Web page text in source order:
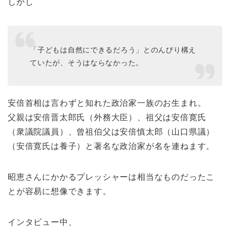
しかし
「子どもは自然にできるだろう」とのんびり構え
ていたが、そうはならなかった。
安倍首相は言わずと知れた政治家一族のお生まれ。
父親は安倍晋太郎氏（外務大臣）、祖父は安倍寛氏
（衆議院議員）、曾祖伯父は安倍慎太郎（山口県議）
（安倍寛氏は養子）と著名な政治家が名を連ねます。
昭恵さんにかかるプレッシャーは相当なものだったこ
とが容易に想像できます。
インタビュー中、